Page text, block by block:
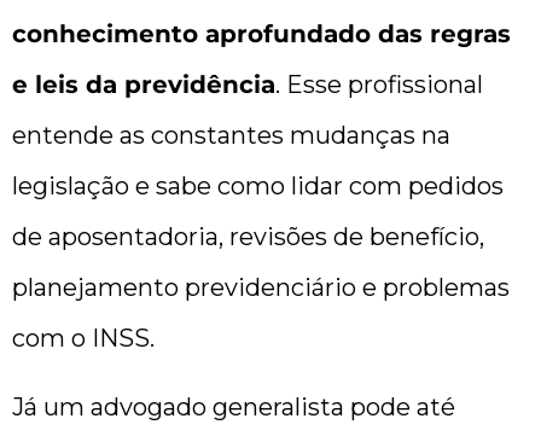
conhecimento aprofundado das regras
e leis da previdência. Esse profissional
entende as constantes mudanças na
legislação e sabe como lidar com pedidos
de aposentadoria, revisões de benefício,
planejamento previdenciário e problemas
com o INSS.
Já um advogado generalista pode até